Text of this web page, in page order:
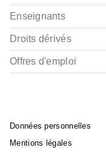
Enseignants
Droits dérivés
Offres d'emploi
Données personnelles
Mentions légales